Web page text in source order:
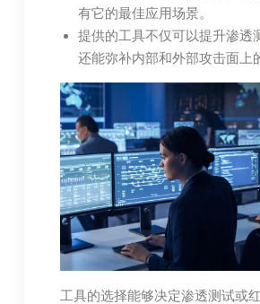
有它的最佳应用场景。
提供的工具不仅可以提升渗透
还能弥补内部和外部攻击面上
工具的选择能够决定渗透测试或